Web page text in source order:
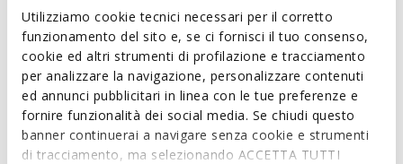
Utilizziamo cookie tecnici necessari per il corretto
funzionamento del sito e, se ci fornisci il tuo consenso,
cookie ed altri strumenti di profilazione e tracciamento
per analizzare la navigazione, personalizzare contenuti
ed annunci pubblicitari in linea con le tue preferenze e
fornire funzionalità dei social media. Se chiudi questo
banner continuerai a navigare senza cookie e strumenti
di tracciamento, ma selezionando ACCETTA TUTTI
ITEM CODE:D65Y3G000AUC8014
Features
Quick and easy to put on
Thickness of sole: 2,5 cm / 1"